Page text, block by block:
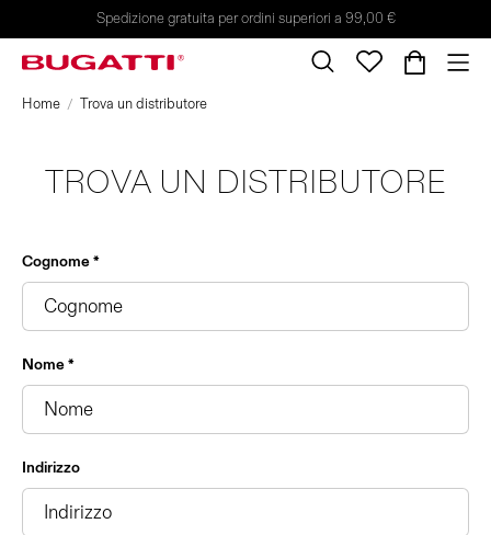
Spedizione gratuita per ordini superiori a 99,00 €
Home Trova un distributore
TROVA UN DISTRIBUTORE
Cognome *
Nome *
Indirizzo